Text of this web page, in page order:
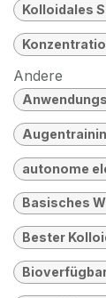
Kolloidales
Andere
autonome
Basisches
Bester